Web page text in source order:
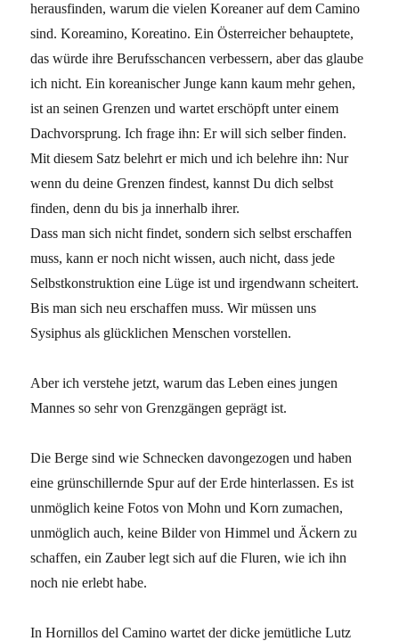
herausfinden, warum die vielen Koreaner auf dem Camino
sind. Koreamino, Koreatino. Ein Österreicher behauptete,
das würde ihre Berufsschancen verbessern, aber das glaube
ich nicht. Ein koreanischer Junge kann kaum mehr gehen,
ist an seinen Grenzen und wartet erschöpft unter einem
Dachvorsprung. Ich frage ihn: Er will sich selber finden.
Mit diesem Satz belehrt er mich und ich belehre ihn: Nur
wenn du deine Grenzen findest, kannst Du dich selbst
finden, denn du bis ja innerhalb ihrer.
Dass man sich nicht findet, sondern sich selbst erschaffen
muss, kann er noch nicht wissen, auch nicht, dass jede
Selbstkonstruktion eine Lüge ist und irgendwann scheitert.
Bis man sich neu erschaffen muss. Wir müssen uns
Sysiphus als glücklichen Menschen vorstellen.
Aber ich verstehe jetzt, warum das Leben eines jungen
Mannes so sehr von Grenzgängen geprägt ist.
Die Berge sind wie Schnecken davongezogen und haben
eine grünschillernde Spur auf der Erde hinterlassen. Es ist
unmöglich keine Fotos von Mohn und Korn zumachen,
unmöglich auch, keine Bilder von Himmel und Äckern zu
schaffen, ein Zauber legt sich auf die Fluren, wie ich ihn
noch nie erlebt habe.
In Hornillos del Camino wartet der dicke jemütliche Lutz